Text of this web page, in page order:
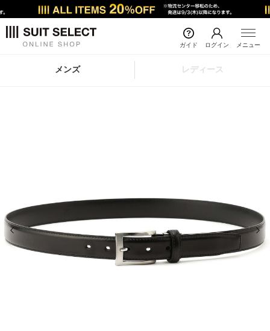
ガイド ログイン メニュー
メンズ レディース
前の画像 次